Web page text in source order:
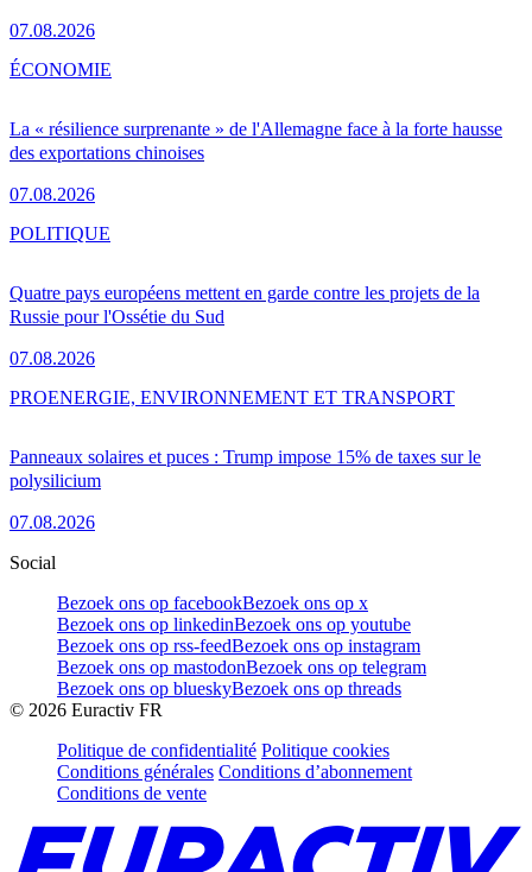
07.08.2026
La « résilience surprenante » de l'Allemagne face à la forte hausse
des exportations chinoises
07.08.2026
ÉCONOMIE
Quatre pays européens mettent en garde contre les projets de la
Russie pour l'Ossétie du Sud
07.08.2026
POLITIQUE
Panneaux solaires et puces : Trump impose 15% de taxes sur le
polysilicium
07.08.2026
PROENERGIE, ENVIRONNEMENT ET TRANSPORT
Social
Bezoek ons op facebookBezoek ons op x
Bezoek ons op linkedinBezoek ons op youtube
Bezoek ons op rss-feedBezoek ons op instagram
Bezoek ons op mastodonBezoek ons op telegram
Bezoek ons op blueskyBezoek ons op threads
© 2026 Euractiv FR
Politique de confidentialité Politique cookies
Conditions générales Conditions d’abonnement
Conditions de vente